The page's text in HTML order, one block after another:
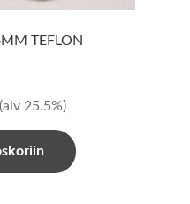
TEFLON
(alv 25.5%)